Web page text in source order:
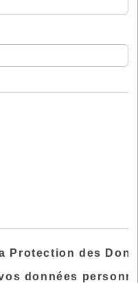
Protection des
données